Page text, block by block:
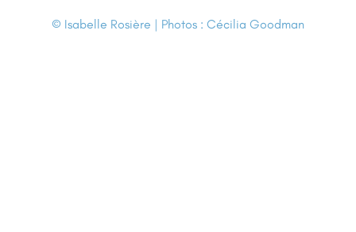
© Isabelle Rosière | Photos : Cécilia Goodman